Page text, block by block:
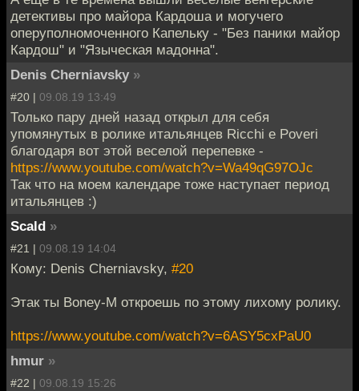
детективы про майора Кардоша и могучего
оперуполномоченного Капельку - "Без паники майор
Кардош" и "Языческая мадонна".
Denis Cherniavsky »
#20 | 09.08.19 13:49
Только пару дней назад открыл для себя
упомянутых в ролике итальянцев Ricchi e Poveri
благодаря вот этой веселой перепевке -
https://www.youtube.com/watch?v=Wa49qG97OJc
Так что на моем календаре тоже наступает период
итальянцев :)
Scald »
#21 | 09.08.19 14:04
Кому: Denis Cherniavsky, #20
Этак ты Boney-M откроешь по этому лихому ролику.
https://www.youtube.com/watch?v=6ASY5cxPaU0
hmur »
#22 | 09.08.19 15:26